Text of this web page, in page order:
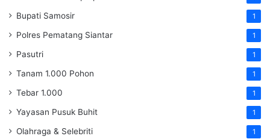
Bupati Samosir 1
Polres Pematang Siantar 1
Pasutri 1
Tanam 1.000 Pohon 1
Tebar 1.000 1
Yayasan Pusuk Buhit 1
Olahraga & Selebriti 1